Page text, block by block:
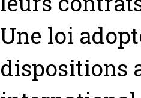
Une loi
dispositions